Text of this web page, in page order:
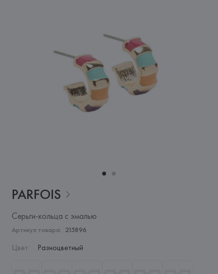
PARFOIS
Серьги-кольца с эмалью
Артикул товара: 215896
Цвет: Разноцветный